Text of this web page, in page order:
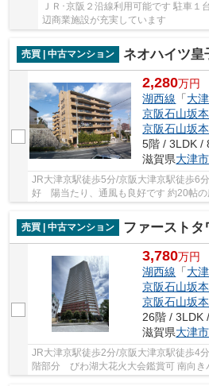
ＪＲ･京阪２沿線利用可能です 駐車
辺商業施設が充実しています
売買 | 中古マンション ネオハイツ皇
2,280万円
湖西線 「大
京阪石山坂
京阪石山坂
5階 / 3LDK /
滋賀県大津市
JR大津京駅徒歩5分/京阪大津京駅徒歩6
好 陽当たり、通風も良好です 約20帖の
売買 | 中古マンション
ファーストタ
3,780万円
湖西線 「大
京阪石山坂
京阪石山坂
26階 / 3LDK
滋賀県大津市
JR大津京駅徒歩2分/京阪大津京駅徒歩4
階部分 びわ湖大花火大会鑑賞可 南向